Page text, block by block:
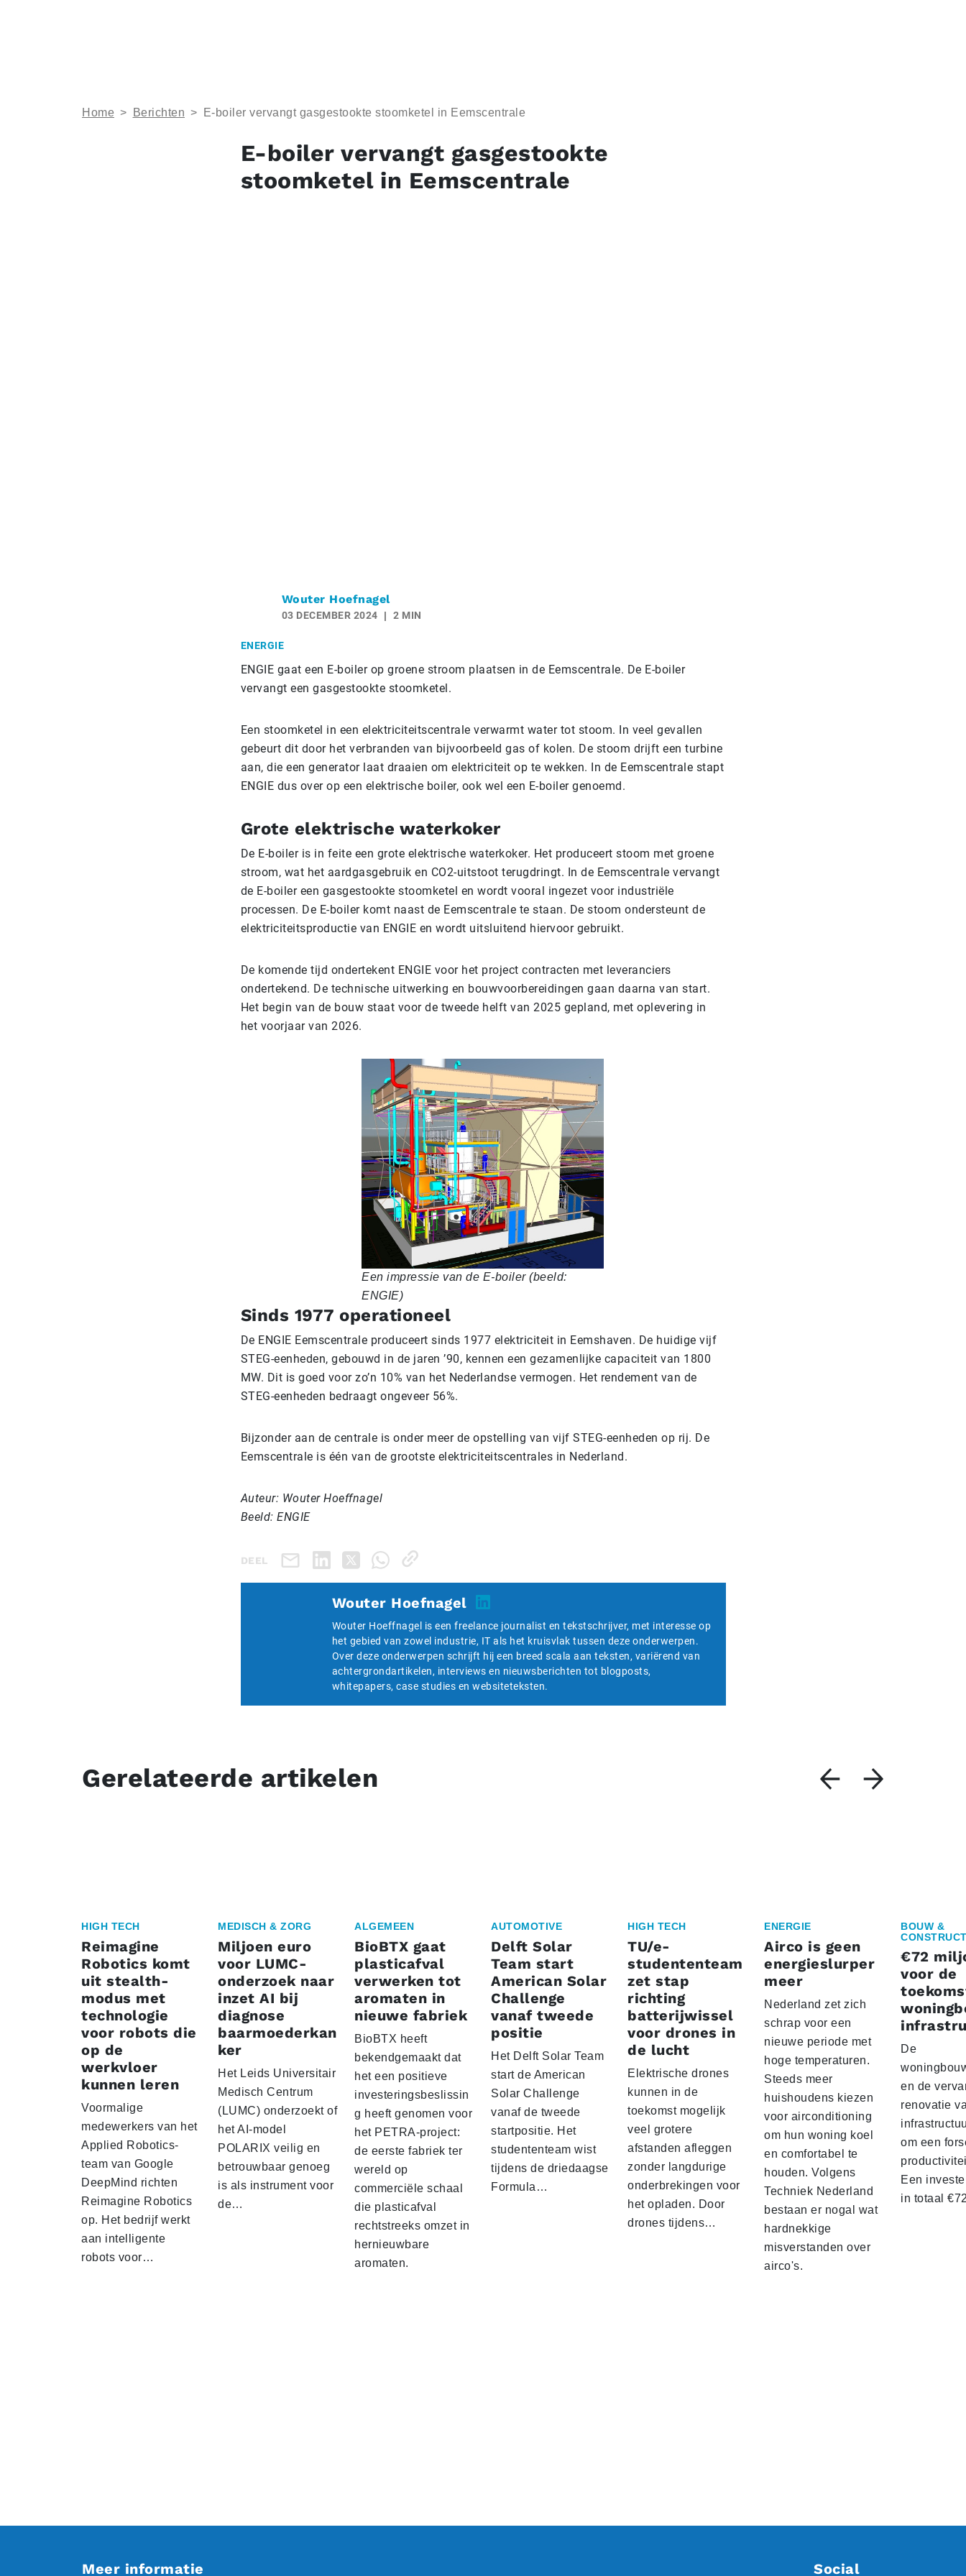
Home > Berichten > E-boiler vervangt gasgestookte stoomketel in Eemscentrale
E-boiler vervangt gasgestookte
stoomketel in Eemscentrale
Wouter Hoefnagel
03 DECEMBER 2024 2 MIN
ENERGIE
ENGIE gaat een E-boiler op groene stroom plaatsen in de Eemscentrale. De E-boiler
vervangt een gasgestookte stoomketel.
Een stoomketel in een elektriciteitscentrale verwarmt water tot stoom. In veel gevallen
gebeurt dit door het verbranden van bijvoorbeeld gas of kolen. De stoom drijft een turbine
aan, die een generator laat draaien om elektriciteit op te wekken. In de Eemscentrale stapt
ENGIE dus over op een elektrische boiler, ook wel een E-boiler genoemd.
Grote elektrische waterkoker
De E-boiler is in feite een grote elektrische waterkoker. Het produceert stoom met groene
stroom, wat het aardgasgebruik en CO2-uitstoot terugdringt. In de Eemscentrale vervangt
de E-boiler een gasgestookte stoomketel en wordt vooral ingezet voor industriële
processen. De E-boiler komt naast de Eemscentrale te staan. De stoom ondersteunt de
elektriciteitsproductie van ENGIE en wordt uitsluitend hiervoor gebruikt.
De komende tijd ondertekent ENGIE voor het project contracten met leveranciers
ondertekend. De technische uitwerking en bouwvoorbereidingen gaan daarna van start.
Het begin van de bouw staat voor de tweede helft van 2025 gepland, met oplevering in
het voorjaar van 2026.
Een impressie van de E-boiler (beeld:
ENGIE)
Sinds 1977 operationeel
De ENGIE Eemscentrale produceert sinds 1977 elektriciteit in Eemshaven. De huidige vijf
STEG-eenheden, gebouwd in de jaren ’90, kennen een gezamenlijke capaciteit van 1800
MW. Dit is goed voor zo’n 10% van het Nederlandse vermogen. Het rendement van de
STEG-eenheden bedraagt ongeveer 56%.
Bijzonder aan de centrale is onder meer de opstelling van vijf STEG-eenheden op rij. De
Eemscentrale is één van de grootste elektriciteitscentrales in Nederland.
Auteur: Wouter Hoeffnagel
Beeld: ENGIE
DEEL
Wouter Hoefnagel
Wouter Hoeffnagel is een freelance journalist en tekstschrijver, met interesse op
het gebied van zowel industrie, IT als het kruisvlak tussen deze onderwerpen.
Over deze onderwerpen schrijft hij een breed scala aan teksten, variërend van
achtergrondartikelen, interviews en nieuwsberichten tot blogposts,
whitepapers, case studies en websiteteksten.
Gerelateerde artikelen
HIGH TECH
Reimagine
Robotics komt
uit stealth-
modus met
technologie
voor robots die
op de
werkvloer
kunnen leren
Voormalige
medewerkers van het
Applied Robotics-
team van Google
DeepMind richten
Reimagine Robotics
op. Het bedrijf werkt
aan intelligente
robots voor…
MEDISCH & ZORG
Miljoen euro
voor LUMC-
onderzoek naar
inzet AI bij
diagnose
baarmoederkan
ker
Het Leids Universitair
Medisch Centrum
(LUMC) onderzoekt of
het AI-model
POLARIX veilig en
betrouwbaar genoeg
is als instrument voor
de…
ALGEMEEN
BioBTX gaat
plasticafval
verwerken tot
aromaten in
nieuwe fabriek
BioBTX heeft
bekendgemaakt dat
het een positieve
investeringsbeslissin
g heeft genomen voor
het PETRA-project:
de eerste fabriek ter
wereld op
commerciële schaal
die plasticafval
rechtstreeks omzet in
hernieuwbare
aromaten.
AUTOMOTIVE
Delft Solar
Team start
American Solar
Challenge
vanaf tweede
positie
Het Delft Solar Team
start de American
Solar Challenge
vanaf de tweede
startpositie. Het
studententeam wist
tijdens de driedaagse
Formula…
HIGH TECH
TU/e-
studententeam
zet stap
richting
batterijwissel
voor drones in
de lucht
Elektrische drones
kunnen in de
toekomst mogelijk
veel grotere
afstanden afleggen
zonder langdurige
onderbrekingen voor
het opladen. Door
drones tijdens…
ENERGIE
Airco is geen
energieslurper
meer
Nederland zet zich
schrap voor een
nieuwe periode met
hoge temperaturen.
Steeds meer
huishoudens kiezen
voor airconditioning
om hun woning koel
en comfortabel te
houden. Volgens
Techniek Nederland
bestaan er nogal wat
hardnekkige
misverstanden over
airco's.
BOUW &
€72
voor de
De
en de
renovatie
om een
Een
in totaal
Meer informatie Social